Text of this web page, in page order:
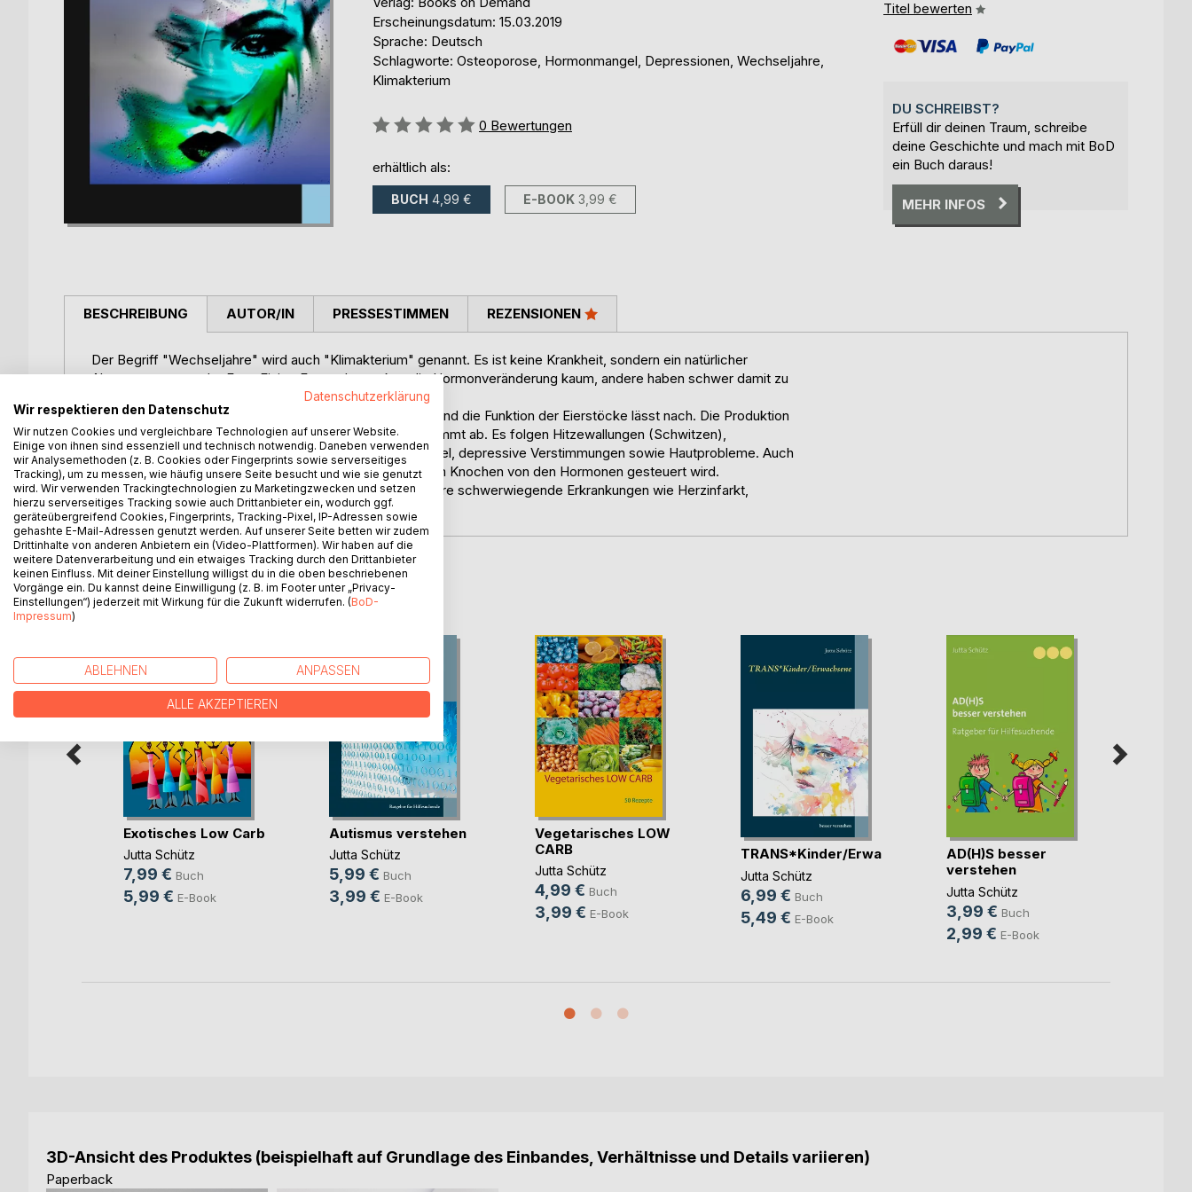
Erscheinungsdatum: 15.03.2019
Sprache: Deutsch
Schlagworte: Osteoporose, Hormonmangel, Depressionen, Wechseljahre,
Klimakterium
Bewertung::
0 Bewertungen
erhältlich als:
BUCH 4,99 € E-BOOK 3,99 €
Titel bewerten
DU SCHREIBST?
Erfüll dir deinen Traum, schreibe
deine Geschichte und mach mit BoD
ein Buch daraus!
MEHR INFOS
BESCHREIBUNG
Der Begriff "Wechseljahre" wird auch "Klimakterium" genannt. Es ist keine Krankheit, sondern ein natürlicher
Alterungsprozess der Frau. Einige Frauen bemerken die Hormonveränderung kaum, andere haben schwer damit zu
Etwa um das 40. Lebensjahr beginnen die Wechseljahre und die Funktion der Eierstöcke lässt nach. Die Produktion
der Geschlechtshormone "Östrogen und Progesteron" nimmt ab. Es folgen Hitzewallungen (Schwitzen),
Gewichtszunahme, Herzrasen, Schlafstörungen, Schwindel, depressive Verstimmungen sowie Hautprobleme. Auch
das Risiko für Osteoporose steigt, da der Stoffwechsel im Knochen von den Hormonen gesteuert wird.
Durch den Hormonmangel steigt auch das Risiko für andere schwerwiegende Erkrankungen wie Herzinfarkt,
Diabetes, Demenz und Depressionen.
AUTOR/IN PRESSESTIMMEN REZENSIONEN
WEITERE TITEL BEIBoD
Exotisches Low Carb
Jutta Schütz
7,99 € Buch
5,99 € E-Book
Autismus verstehen
Jutta Schütz
5,99 € Buch
3,99 € E-Book
Vegetarisches LOW
CARB
Jutta Schütz
4,99 € Buch
3,99 € E-Book
TRANS*Kinder/Erwachsene
Jutta Schütz
6,99 € Buch
5,49 € E-Book
AD(H)S besser
verstehen
Jutta Schütz
3,99 € Buch
2,99 € E-Book
3D-Ansicht des Produktes (beispielhaft auf Grundlage des Einbandes, Verhältnisse und Details variieren)
Paperback
Datenschutzerklärung
Wir respektieren den Datenschutz
Wir nutzen Cookies und vergleichbare Technologien auf unserer Website.
Einige von ihnen sind essenziell und technisch notwendig. Daneben verwenden
wir Analysemethoden (z. B. Cookies oder Fingerprints sowie serverseitiges
Tracking), um zu messen, wie häufig unsere Seite besucht und wie sie genutzt
wird. Wir verwenden Trackingtechnologien zu Marketingzwecken und setzen
hierzu serverseitiges Tracking sowie auch Drittanbieter ein, wodurch ggf.
geräteübergreifend Cookies, Fingerprints, Tracking-Pixel, IP-Adressen sowie
gehashte E-Mail-Adressen genutzt werden. Auf unserer Seite betten wir zudem
Drittinhalte von anderen Anbietern ein (Video-Plattformen). Wir haben auf die
weitere Datenverarbeitung und ein etwaiges Tracking durch den Drittanbieter
keinen Einfluss. Mit deiner Einstellung willigst du in die oben beschriebenen
Vorgänge ein. Du kannst deine Einwilligung (z. B. im Footer unter „Privacy-
Einstellungen“) jederzeit mit Wirkung für die Zukunft widerrufen. (BoD-
Impressum)
ABLEHNEN ANPASSEN
ALLE AKZEPTIEREN